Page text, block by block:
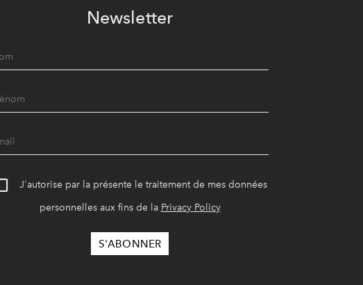
Newsletter
J'autorise par la présente le traitement de mes données
personnelles aux fins de la Privacy Policy